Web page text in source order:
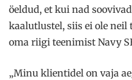
öeldud, et kui nad
kaalutlustel, siis ei ole
oma riigi teenimist Navy
„Minu klientidel on vaja